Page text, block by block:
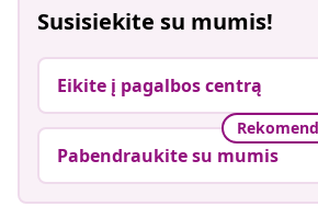
Susisiekite su mumis!
Eikite į pagalbos centrą
Pabendraukite su mumis